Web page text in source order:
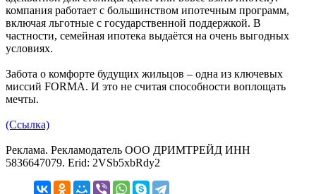
компания работает с большинством ипотечным программ,
включая льготные с государственной поддержкой. В
частности, семейная ипотека выдаётся на очень выгодных
условиях.
Забота о комфорте будущих жильцов – одна из ключевых
миссий FORMA. И это не считая способности воплощать
мечты.
(Ссылка)
Реклама. Рекламодатель ООО ДРИМТРЕЙД ИНН
5836647079. Erid: 2VSb5xbRdy2